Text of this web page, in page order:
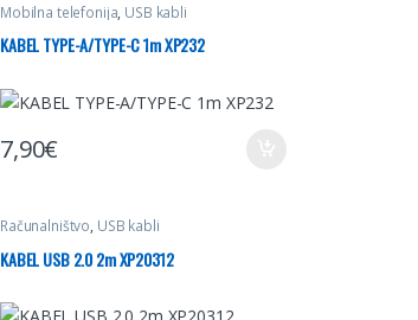
Mobilna telefonija, USB kabli
KABEL TYPE-A/TYPE-C 1m XP232
7,90€
Računalništvo, USB kabli
KABEL USB 2.0 2m XP20312